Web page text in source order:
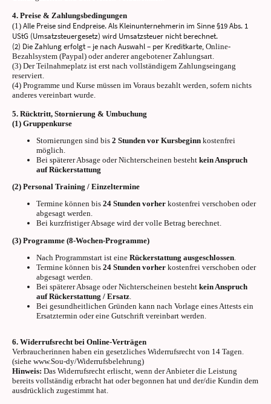
4. Preise & Zahlungsbedingungen
(1) Alle Preise sind Endpreise. Als Kleinunternehmerin im Sinne §19 Abs. 1
UStG (Umsatzsteuergesetz) wird Umsatzsteuer nicht berechnet.
(2) Die Zahlung erfolgt – je nach Auswahl – per Kreditkarte , Online-
Bezahlsystem (Paypal) oder anderer angebotener Zahlungsart.
(3) Der Teilnahmeplatz ist erst nach vollständigem Zahlungseingang
reserviert.
(4) Programme und Kurse müssen im Voraus bezahlt werden, sofern nichts
anderes vereinbart wurde.
5. Rücktritt, Stornierung & Umbuchung
(1) Gruppenkurse
Stornierungen sind bis 2 Stunden vor Kursbeginn kostenfrei
möglich.
Bei späterer Absage oder Nichterscheinen besteht kein Anspruch
auf Rückerstattung
(2) Personal Training / Einzeltermine
Termine können bis 24 Stunden vorher kostenfrei verschoben oder
abgesagt werden.
Bei kurzfristiger Absage wird der volle Betrag berechnet.
(3) Programme (8-Wochen-Programme)
Nach Programmstart ist eine Rückerstattung ausgeschlossen
Termine können bis 24 Stunden vorher kostenfrei verschoben oder
abgesagt werden.
Bei späterer Absage oder Nichterscheinen besteht kein Anspruch
auf Rückerstattung / Ersatz
Bei gesundheitlichen Gründen kann nach Vorlage eines Attests ein
Ersatztermin oder eine Gutschrift vereinbart werden.
6. Widerrufsrecht bei Online-Verträgen
Verbraucherinnen haben ein gesetzliches Widerrufsrecht von 14 Tagen.
(siehe www.Sou-dy/Widerrufsbelehrung)
Hinweis: Das Widerrufsrecht erlischt, wenn der Anbieter die Leistung
bereits vollständig erbracht hat oder begonnen hat und der/die Kundin dem
ausdrücklich zugestimmt hat.